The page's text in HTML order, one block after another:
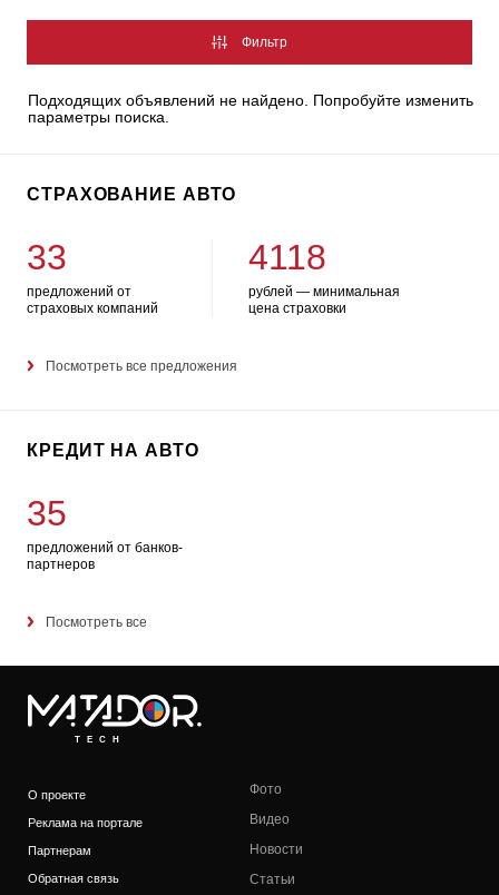
Фильтр
Подходящих объявлений не найдено. Попробуйте изменить
параметры поиска.
СТРАХОВАНИЕ АВТО
33
предложений от
страховых компаний
4118
рублей — минимальная
цена страховки
Посмотреть все предложения
КРЕДИТ НА АВТО
35
предложений от банков-
партнеров
Посмотреть все
TECH
О проекте
Реклама на портале
Партнерам
Обратная связь
Фото
Видео
Новости
Статьи